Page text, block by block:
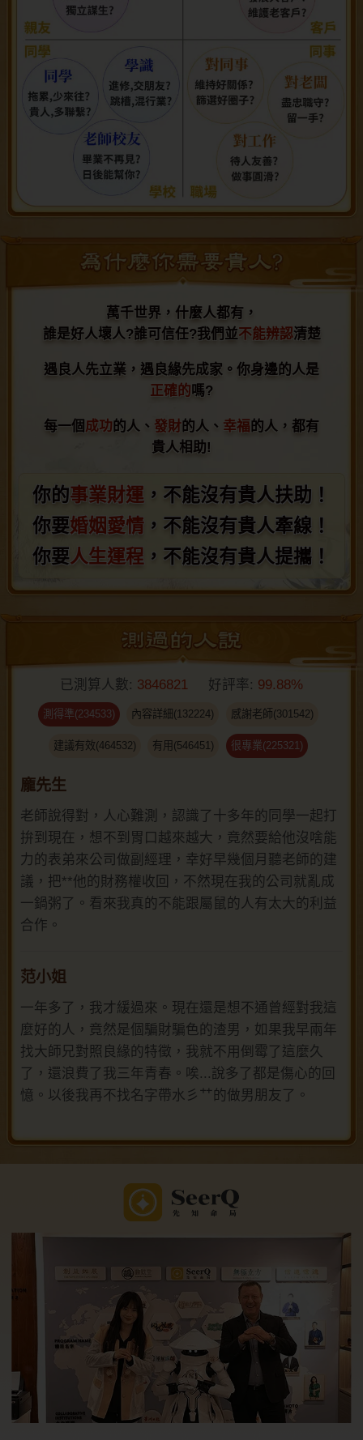
萬千世界，什麼人都有，
誰是好人壞人?誰可信任?我們並不能辨認清楚
遇良人先立業，遇良緣先成家。你身邊的人是
正確的嗎?
每一個 成功 的人、 發財的人、 幸福 的人，都有
貴人相助!
萬千世界，什麼人都有，
誰是好人壞人?誰可信任?我們並不能辨認清楚
遇良人先立業，遇良緣先成家。你身邊的人是
正確的嗎?
每一個成功的人、發財的人、幸福的人，都有
貴人相助!
你的事業財運 ，不能沒有貴人扶助！
你要婚姻愛情 ，不能沒有貴人牽線！
你要人生運程 ，不能沒有貴人提攜！
你的事業財運，不能沒有貴人扶助！
你要婚姻愛情，不能沒有貴人牽線！
你要人生運程，不能沒有貴人提攜！
已測算人數: 3846821 好評率: 99.88%
測得準(234533) 內容詳細(132224) 感謝老師(301542)
建議有效(464532) 有用(546451) 很專業(225321)
龐先生
老師說得對，人心難測，認識了十多年的同學一起打
拚到現在，想不到胃口越來越大，竟然要給他沒啥能
力的表弟來公司做副經理，幸好早幾個月聽老師的建
議，把**他的財務權收回，不然現在我的公司就亂成
一鍋粥了。看來我真的不能跟屬鼠的人有太大的利益
合作。
范小姐
一年多了，我才緩過來。現在還是想不通曾經對我這
麼好的人，竟然是個騙財騙色的渣男，如果我早兩年
找大師兄對照良緣的特徵，我就不用倒霉了這麼久
了，還浪費了我三年青春。唉...說多了都是傷心的回
憶。以後我再不找名字帶水彡艹的做男朋友了。